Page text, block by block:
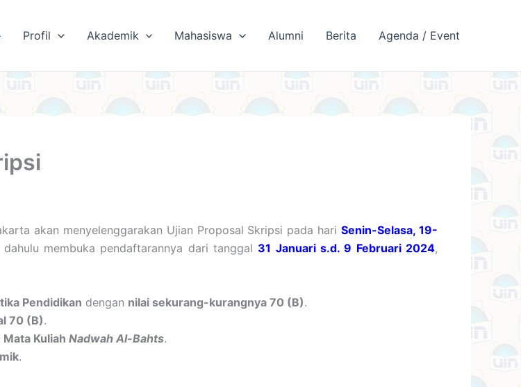
Profil Akademik Mahasiswa Alumni Berita Agenda / Event
akan menyelenggarakan Ujian Proposal Skripsi pada hariSenin-Selasa, 19-
membuka pendaftarannya dari tanggal 31 Januari s.d. 9 Februari 2024,
Pendidikan dengan nilai sekurang-kurangnya 70 (B).
70 (B).
Mata Kuliah Nadwah Al-Bahts.
.